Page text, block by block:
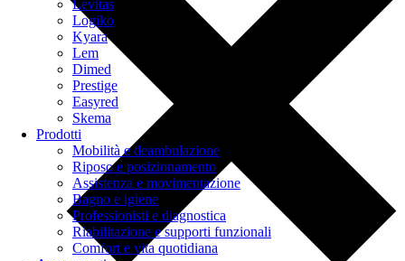
Levitas
Logiko
Kyara
Lem
Dimed
Prestige
Easyred
Skema
Prodotti
Mobilità e deambulazione
Riposo e posizionamento
Assistenza e movimentazione
Bagno e igiene
Professionisti e diagnostica
Riabilitazione e supporti funzionali
Comfort e vita quotidiana